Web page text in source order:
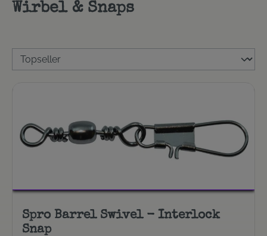
Wirbel & Snaps
Spro Barrel Swivel - Interlock
Snap